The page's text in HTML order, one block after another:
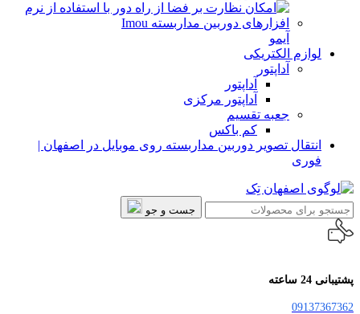
آیمو
لوازم الکتریکی
آداپتور
آداپتور
آداپتور مرکزی
جعبه تقسیم
کم باکس
انتقال تصویر دوربین مداربسته روی موبایل در اصفهان |
فوری
جست و جو
پشتیبانی 24 ساعته
09137367362